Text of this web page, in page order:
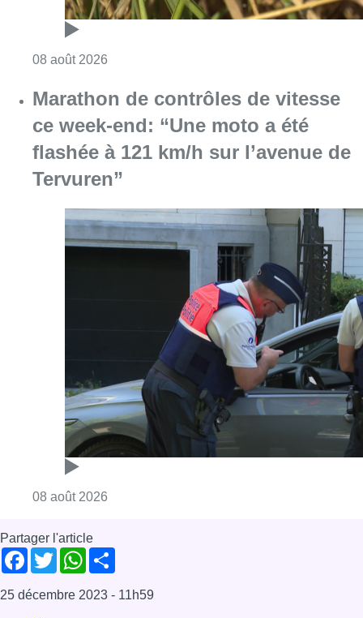
08 août 2026
Marathon de contrôles de vitesse
ce week-end: “Une moto a été
flashée à 121 km/h sur l’avenue de
Tervuren”
08 août 2026
Partager l'article
Facebook
TwitterWhatsApp
25 décembre 2023 - 11h59